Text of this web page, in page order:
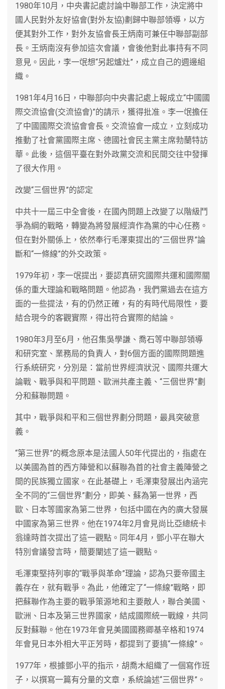
1980年10月，中央書記處討論中聯部工作，決定將中
國人民對外友好協會(對外友協)劃歸中聯部領導，以方
便其對外工作，對外友協會長王炳南可兼任中聯部副部
長。王炳南沒有參加這次會議，會後他對此事持有不同
意見。因此，李一氓想“另起爐灶”，成立自己的週邊組
織。
1981年4月16日，中聯部向中央書記處上報成立“中國國
際交流協會(交流協會)”的請示，獲得批准。李一氓擔任
了中國國際交流協會會長。交流協會一成立，立刻成功
推動了社會黨國際主席、德國社會民主黨主席勃蘭特訪
華。此後，這個平臺在對外政黨交流和民間交往中發揮
了很大作用。
改變“三個世界”的認定
中共十一屆三中全會後，在國內問題上改變了以階級鬥
爭為綱的戰略，轉變為將發展經濟作為黨的中心任務。
但在對外關係上，依然奉行毛澤東提出的“三個世界”論
斷和“一條線”的外交政策。
1979年初，李一氓提出，要認真研究國際共運和國際關
係的重大理論和戰略問題。他認為，我們黨過去在這方
面的一些提法，有的仍然正確，有的有時代局限性，要
結合現今的客觀實際，得出符合實際的結論。
1980年3月至6月，他召集吳學謙、喬石等中聯部領導
和研究室、業務局的負責人，對6個方面的國際問題進
行系統研究，分別是：當前世界經濟狀況、國際共運大
論戰、戰爭與和平問題、歐洲共產主義、“三個世界”劃
分和蘇聯問題。
其中，戰爭與和平和三個世界劃分問題，最具突破意
義。
“第三世界”的概念原本是法國人50年代提出的，指處在
以美國為首的西方陣營和以蘇聯為首的社會主義陣營之
間的民族獨立國家。在此基礎上，毛澤東發展出內涵完
全不同的“三個世界”劃分，即美、蘇為第一世界，西
歐、日本等國家為第二世界，包括中國在內的廣大發展
中國家為第三世界。他在1974年2月會見尚比亞總統卡
翁達時首次提出了這一觀點。同年4月，鄧小平在聯大
特別會議發言時，簡要闡述了這一觀點。
毛澤東堅持列寧的“戰爭與革命”理論，認為只要帝國主
義存在，就有戰爭。為此，他確定了“一條線”戰略，即
把蘇聯作為主要的戰爭策源地和主要敵人，聯合美國、
歐洲、日本及第三世界國家，結成國際統一戰線，共同
反對蘇聯。他在1973年會見美國國務卿基辛格和1974
年會見日本外相大平正芳時，都提到了要搞“一條線”。
1977年，根據鄧小平的指示，胡喬木組織了一個寫作班
子，以撰寫一篇有分量的文章，系統論述“三個世界”。